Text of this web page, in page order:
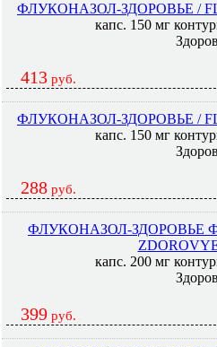
ФЛУКОНАЗОЛ-ЗДОРОВЬЕ /
капс. 150 мг
413 руб.
ФЛУКОНАЗОЛ-ЗДОРОВЬЕ /
капс. 150 мг
288 руб.
ФЛУКОНАЗОЛ-ЗДОРОВЬЕ
капс. 200 мг
399 руб.